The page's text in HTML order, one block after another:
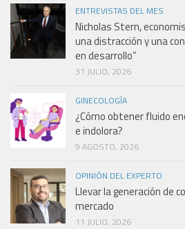
ENTREVISTAS DEL MES
Nicholas Stern,
una distracción y una
en desarrollo”
31 JULIO, 2026
GINECOLOGÍA
¿Cómo obtener fluido
e indolora?
9 AGOSTO, 2026
OPINIÓN DEL EXPERTO
Llevar la generación de
mercado
11 JULIO, 2026